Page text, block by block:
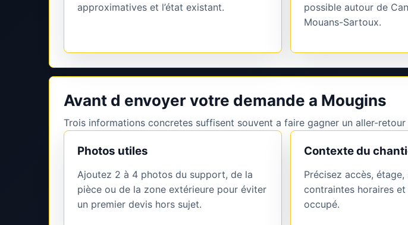
approximatives et l’état existant.
possible autour de
Mouans-Sartoux.
Avant d envoyer votre demande a Mougins
Trois informations concretes suffisent souvent a faire gagner un aller-
Photos utiles
Ajoutez 2 à 4 photos du support, de la
pièce ou de la zone extérieure pour éviter
un premier devis hors sujet.
Contexte du
Précisez accès,
contraintes horaires
occupé.